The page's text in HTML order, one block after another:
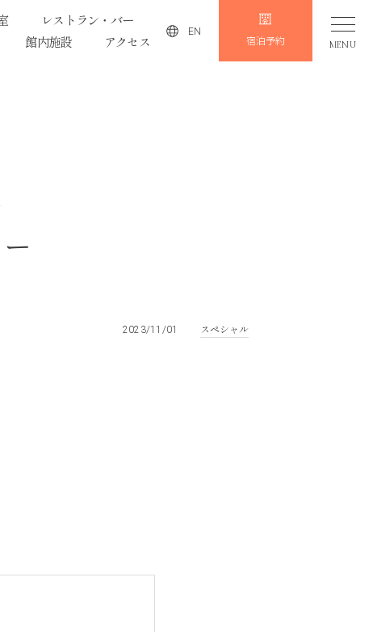
レストラン・バー
館内施設 アクセス
EN
宿泊予約 MENU
2023/11/01 スペシャル